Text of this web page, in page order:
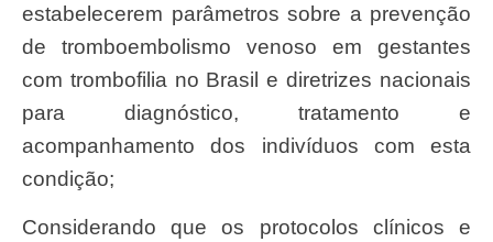
estabelecerem parâmetros sobre a prevenção
de tromboembolismo venoso em gestantes
com trombofilia no Brasil e diretrizes nacionais
para diagnóstico, tratamento e
acompanhamento dos indivíduos com esta
condição;
Considerando que os protocolos clínicos e